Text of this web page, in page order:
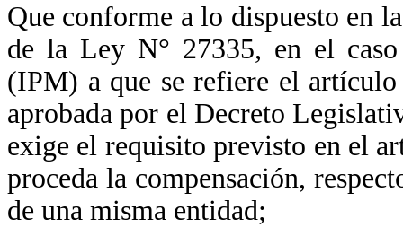
Que conforme a lo dispuesto en
de la Ley N° 27335, en el
(IPM) a que se refiere el
aprobada por el Decreto
exige el requisito previsto en el
proceda la compensación,
de una misma entidad;